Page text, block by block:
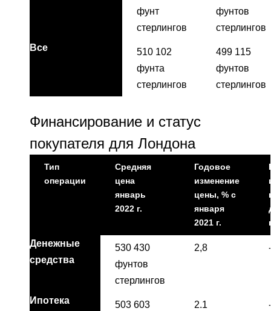
фунт
стерлингов
фунтов
стерлингов
Все
510 102
фунта
стерлингов
499 115
фунтов
стерлингов
Финансирование и статус
покупателя для Лондона
Тип
операции
Средняя
цена
январь
2022 г.
Годовое
изменение
цены, % с
января
2021 г.
Денежные
средства
530 430
фунтов
стерлингов
2,8
Ипотека
503 603
2.1